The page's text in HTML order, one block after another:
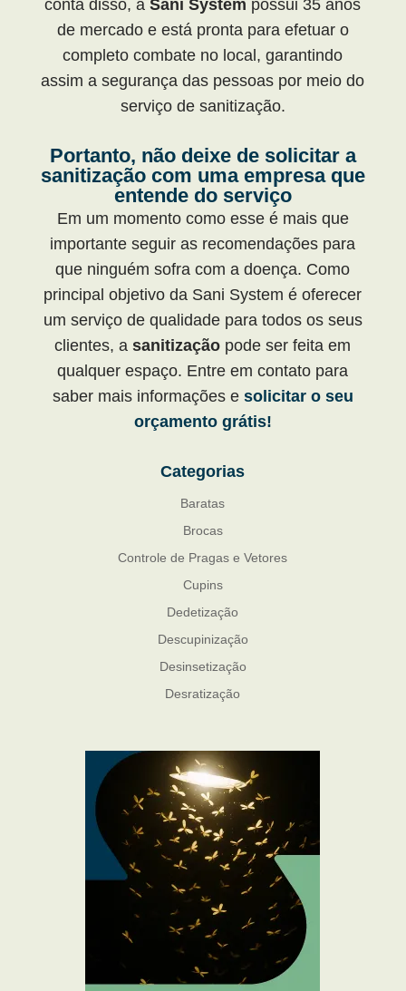
conta disso, aSani System possui 35 anos
de mercado e está pronta para efetuar o
completo combate no local, garantindo
assim a segurança das pessoas por meio do
serviço de sanitização.
Portanto, não deixe de solicitar a
sanitização com uma empresa que
entende do serviço
Em um momento como esse é mais que
importante seguir as recomendações para
que ninguém sofra com a doença. Como
principal objetivo da Sani System é oferecer
um serviço de qualidade para todos os seus
clientes, asanitização pode ser feita em
qualquer espaço. Entre em contato para
saber mais informações e solicitar o seu
orçamento grátis!
Categorias
Baratas
Brocas
Controle de Pragas e Vetores
Cupins
Dedetização
Descupinização
Desinsetização
Desratização
Mosquito Mist
Mosquitos
Percevejo de Cama
Pulgas e Carrapatos
Ratos
Sanitização
Traças